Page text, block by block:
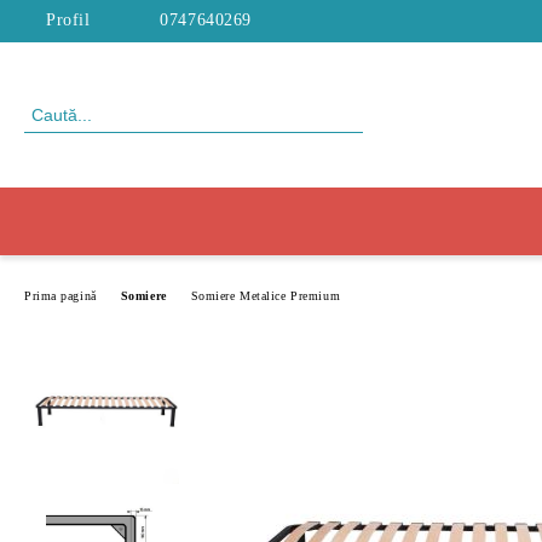
Profil 0747640269
Prima pagină Somiere Somiere Metalice Premium